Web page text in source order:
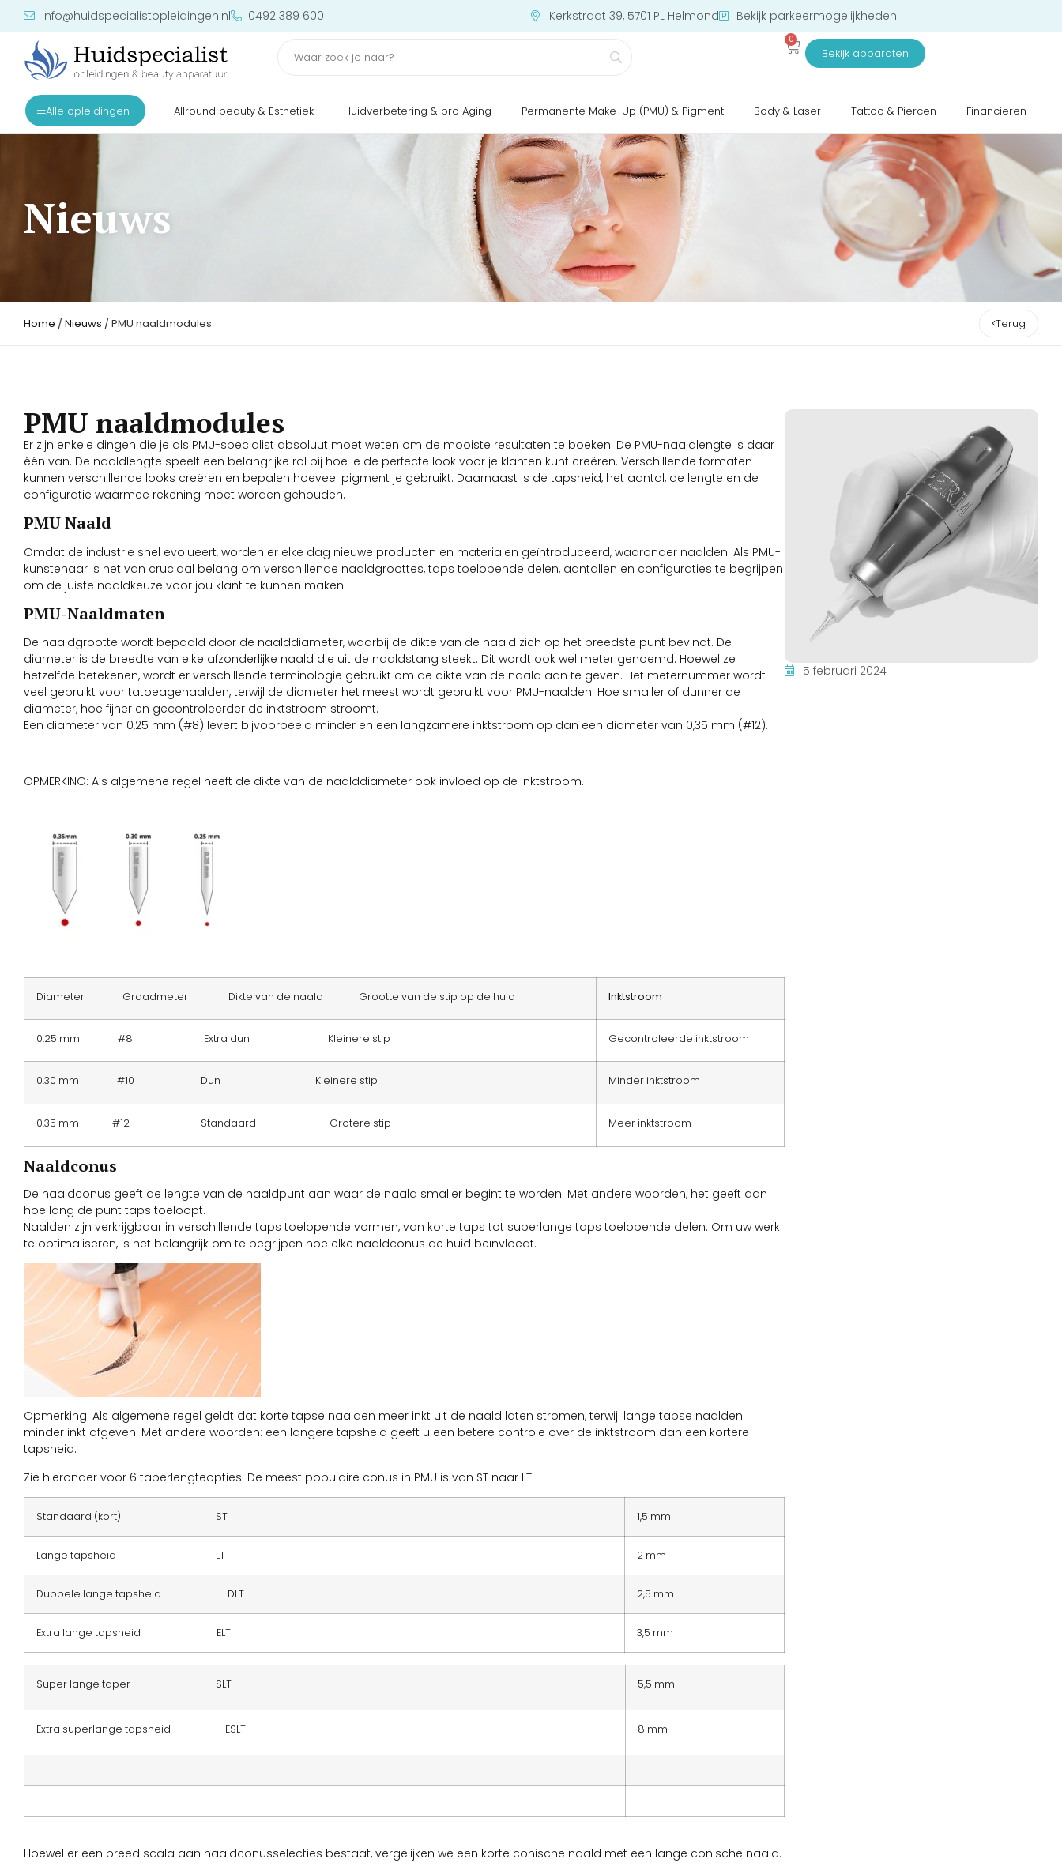
info@huidspecialistopleidingen.nl 0492 389 600 Kerkstraat 39, 5701 PL Helmond Bekijk parkeermogelijkheden
0
Bekijk apparaten
Alle opleidingen Allround beauty & Esthetiek Huidverbetering & pro Aging Permanente Make-Up (PMU) & Pigment Body & Laser Tattoo & Piercen Financieren
Nieuws
Home /Nieuws / PMU naaldmodules Terug
PMU naaldmodules
Er zijn enkele dingen die je als PMU-specialist absoluut moet weten om de mooiste resultaten te boeken. De PMU-naaldlengte is daar
één van. De naaldlengte speelt een belangrijke rol bij hoe je de perfecte look voor je klanten kunt creëren. Verschillende formaten
kunnen verschillende looks creëren en bepalen hoeveel pigment je gebruikt. Daarnaast is de tapsheid, het aantal, de lengte en de
configuratie waarmee rekening moet worden gehouden.
PMU Naald
Omdat de industrie snel evolueert, worden er elke dag nieuwe producten en materialen geïntroduceerd, waaronder naalden. Als PMU-
kunstenaar is het van cruciaal belang om verschillende naaldgroottes, taps toelopende delen, aantallen en configuraties te begrijpen
om de juiste naaldkeuze voor jou klant te kunnen maken.
PMU-Naaldmaten
De naaldgrootte wordt bepaald door de naalddiameter, waarbij de dikte van de naald zich op het breedste punt bevindt. De
diameter is de breedte van elke afzonderlijke naald die uit de naaldstang steekt. Dit wordt ook wel meter genoemd. Hoewel ze
hetzelfde betekenen, wordt er verschillende terminologie gebruikt om de dikte van de naald aan te geven. Het meternummer wordt
veel gebruikt voor tatoeagenaalden, terwijl de diameter het meest wordt gebruikt voor PMU-naalden. Hoe smaller of dunner de
diameter, hoe fijner en gecontroleerder de inktstroom stroomt.
Een diameter van 0,25 mm (#8) levert bijvoorbeeld minder en een langzamere inktstroom op dan een diameter van 0,35 mm (#12).
OPMERKING: Als algemene regel heeft de dikte van de naalddiameter ook invloed op de inktstroom.
Diameter Graadmeter Dikte van de naald Grootte van de stip op de huid Inktstroom
0.25 mm #8 Extra dun Kleinere stip Gecontroleerde inktstroom
0.30 mm #10 Dun Kleinere stip Minder inktstroom
0.35 mm #12 Standaard Grotere stip Meer inktstroom
Naaldconus
De naaldconus geeft de lengte van de naaldpunt aan waar de naald smaller begint te worden. Met andere woorden, het geeft aan
hoe lang de punt taps toeloopt.
Naalden zijn verkrijgbaar in verschillende taps toelopende vormen, van korte taps tot superlange taps toelopende delen. Om uw werk
te optimaliseren, is het belangrijk om te begrijpen hoe elke naaldconus de huid beïnvloedt.
Opmerking: Als algemene regel geldt dat korte tapse naalden meer inkt uit de naald laten stromen, terwijl lange tapse naalden
minder inkt afgeven. Met andere woorden: een langere tapsheid geeft u een betere controle over de inktstroom dan een kortere
tapsheid.
Zie hieronder voor 6 taperlengteopties. De meest populaire conus in PMU is van ST naar LT.
Standaard (kort) ST 1,5 mm
Lange tapsheid LT 2 mm
Dubbele lange tapsheid DLT 2,5 mm
Extra lange tapsheid ELT 3,5 mm
Super lange taper SLT 5,5 mm
Extra superlange tapsheid ESLT 8 mm
Hoewel er een breed scala aan naaldconusselecties bestaat, vergelijken we een korte conische naald met een lange conische naald.
5 februari 2024